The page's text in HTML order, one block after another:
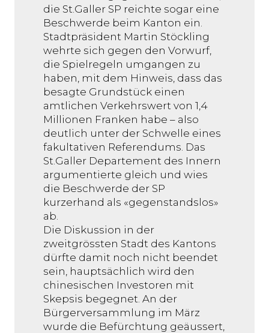
die St.Galler SP reichte sogar eine
Beschwerde beim Kanton ein.
Stadtpräsident Martin Stöckling
wehrte sich gegen den Vorwurf,
die Spielregeln umgangen zu
haben, mit dem Hinweis, dass das
besagte Grundstück einen
amtlichen Verkehrswert von 1,4
Millionen Franken habe – also
deutlich unter der Schwelle eines
fakultativen Referendums. Das
St.Galler Departement des Innern
argumentierte gleich und wies
die Beschwerde der SP
kurzerhand als «gegenstandslos»
ab.
Die Diskussion in der
zweitgrössten Stadt des Kantons
dürfte damit noch nicht beendet
sein, hauptsächlich wird den
chinesischen Investoren mit
Skepsis begegnet. An der
Bürgerversammlung im März
wurde die Befürchtung geäussert,